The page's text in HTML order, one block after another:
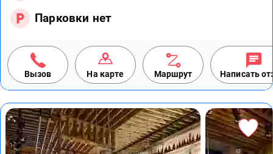
Парковки нет
Вызов На карте Маршрут Написать